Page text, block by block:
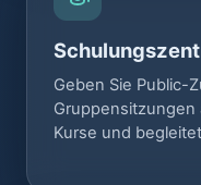
Geben Sie Public-
Gruppensitzungen
Kurse und